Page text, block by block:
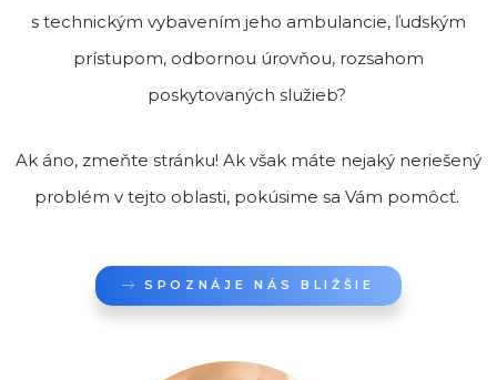
s technickým vybavením jeho ambulancie, ľudským
prístupom, odbornou úrovňou, rozsahom
poskytovaných služieb?
Ak áno, zmeňte stránku! Ak však máte nejaký neriešený
problém v tejto oblasti, pokúsime sa Vám pomôcť.
SPOZNÁJE NÁS BLIŽŠIE